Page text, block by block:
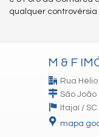
qualquer
M & F
Rua
São João
Itajaí / SC
mapa